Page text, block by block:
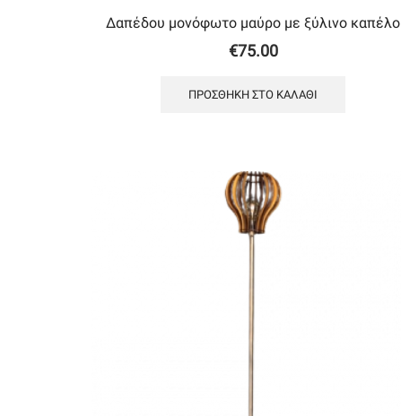
Δαπέδου μονόφωτο μαύρο με ξύλινο καπέλο
€75.00
ΠΡΟΣΘΉΚΗ ΣΤΟ ΚΑΛΆΘΙ